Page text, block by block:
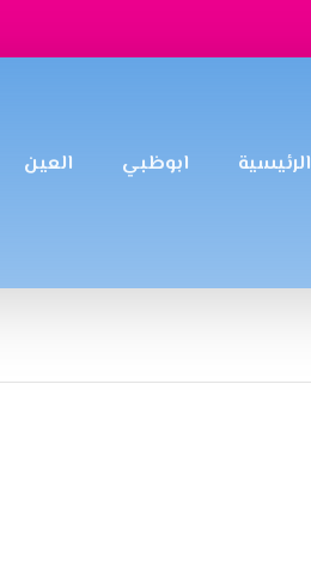
الرئيسية ابوظبي العين